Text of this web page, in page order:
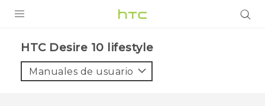
VIVE
HTC Desire 10 lifestyle‎
Manuales de usuario